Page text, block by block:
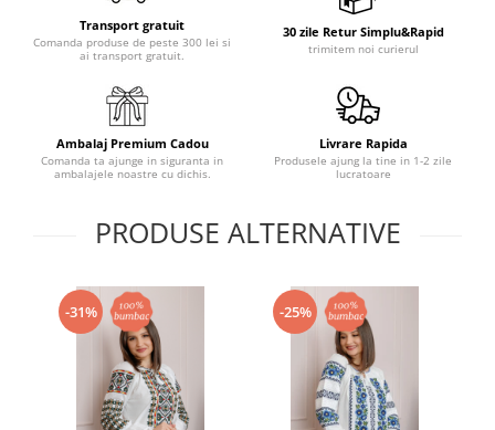
Transport gratuit
Comanda produse de peste 300 lei si
ai transport gratuit.
30 zile Retur Simplu&Rapid
trimitem noi curierul
Ambalaj Premium Cadou
Comanda ta ajunge in siguranta in
ambalajele noastre cu dichis.
Livrare Rapida
Produsele ajung la tine in 1-2 zile
lucratoare
PRODUSE ALTERNATIVE
-31% -25%